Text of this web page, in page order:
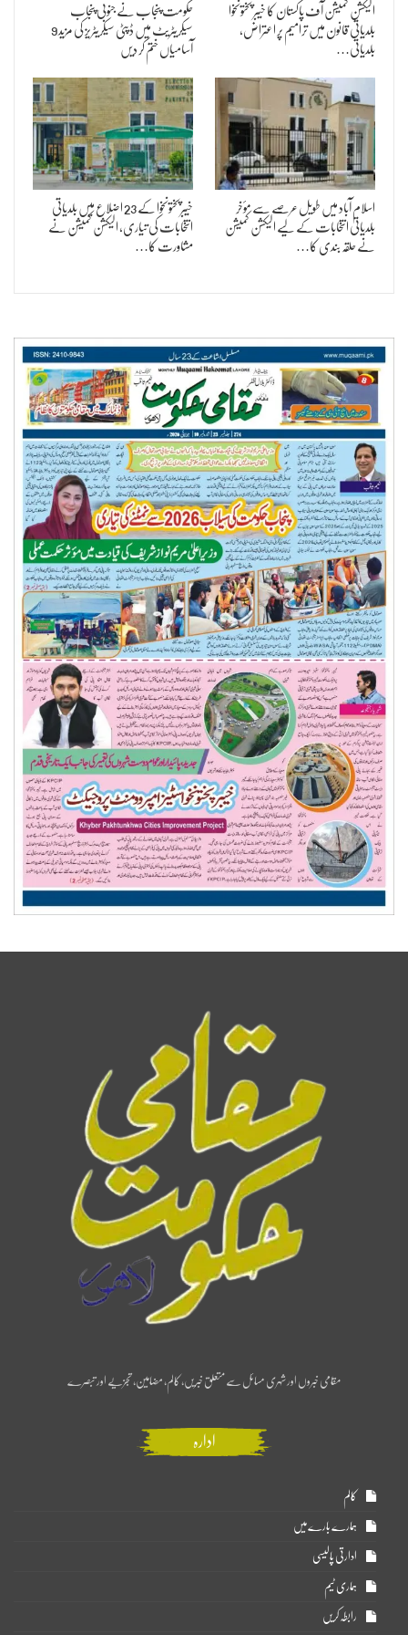
الیکشن کمیشن آف پاکستان کا خیبر پختونخوا
بلدیاتی قانون میں ترامیم پر اعتراض،
بلدیاتی…
حکومت پنجاب نے جنوبی پنجاب
سیکریٹریٹ میں ڈپٹی سیکریٹریز کی مزید 9
آسامیاں ختم کر دیں
اسلام آباد میں طویل عرصے سے مؤخر
بلدیاتی انتخابات کے لیے الیکشن کمیشن
نے حلقہ بندی کا…
خیبرپختونخوا کے 23 اضلاع میں بلدیاتی
انتخابات کی تیاری، الیکشن کمیشن نے
مشاورت کا…
مقامی خبروں اور شہری مسائل سے متعلق خبریں، کالم، مضامین، تجزیے اور تبصرے
ادارہ
کالم
ہمارے بارے میں
ادارتی پالیسی
ہماری ٹیم
رابطہ کریں